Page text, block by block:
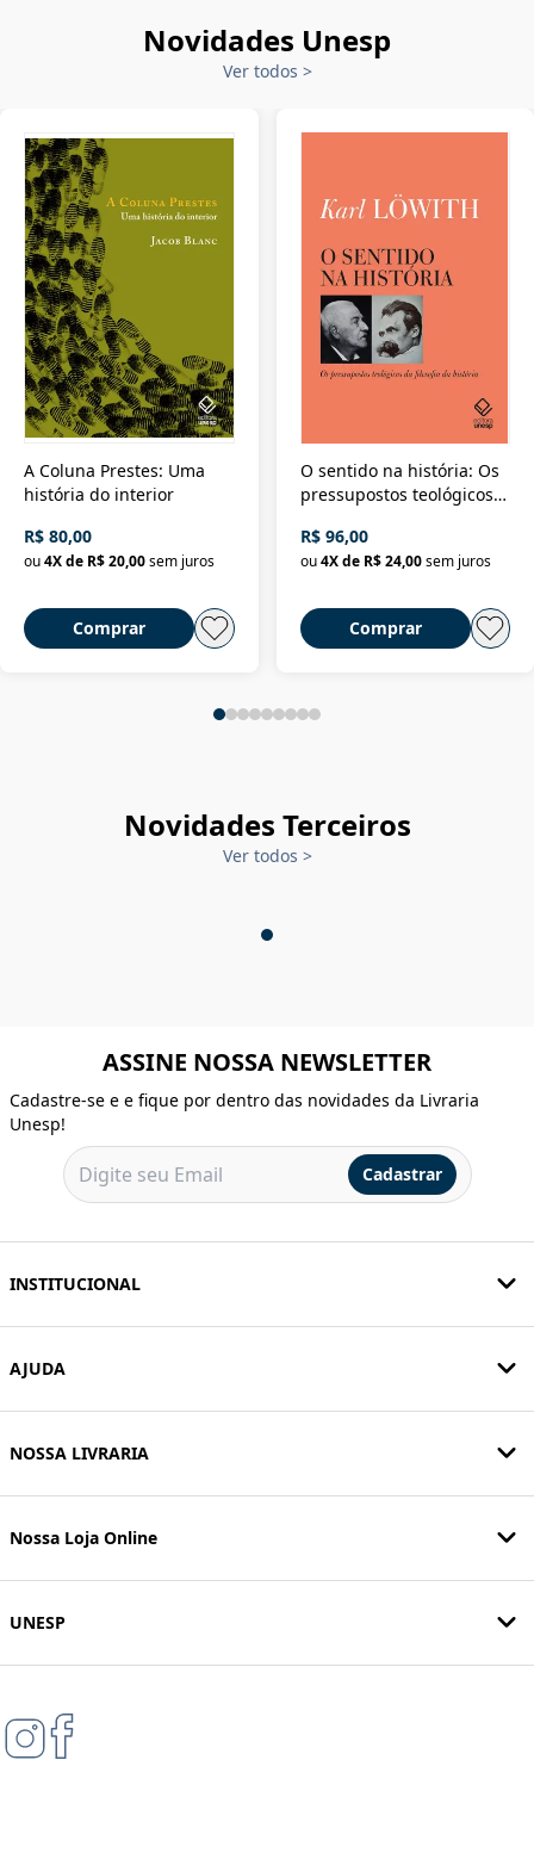
Novidades Unesp
Ver todos >
A Coluna Prestes: Uma
história do interior
R$ 80,00
ou4X de R$ 20,00sem juros
Comprar
O sentido na história: Os
pressupostos teológicos
R$ 96,00
ou 4X de R$ 24,00 sem juros
Comprar
Novidades Terceiros
Ver todos >
ASSINE NOSSA NEWSLETTER
Cadastre-se e e fique por dentro das novidades da Livraria
Unesp!
Cadastrar
INSTITUCIONAL
AJUDA
NOSSA LIVRARIA
Nossa Loja Online
UNESP